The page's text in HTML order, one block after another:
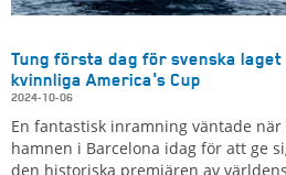
Tung första dag för svenska
kvinnliga America's Cup
2024-10-06
En fantastisk inramning väntade
hamnen i Barcelona idag för att ge
den historiska premiären av